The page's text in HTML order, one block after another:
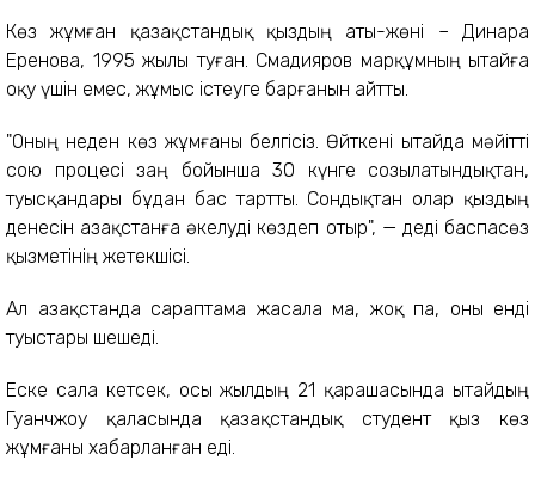
Көз жұмған қазақстандық қыздың аты-жөні – Динара
Еренова, 1995 жылы туған. Смадияров марқұмның Қытайға
оқу үшін емес, жұмыс істеуге барғанын айтты.
"Оның неден көз жұмғаны белгісіз. Өйткені Қытайда мәйітті
сою процесі заң бойынша 30 күнге созылатындықтан,
туысқандары бұдан бас тартты. Сондықтан олар қыздың
денесін Қазақстанға әкелуді көздеп отыр", — деді баспасөз
қызметінің жетекшісі.
Ал Қазақстанда сараптама жасала ма, жоқ па, оны енді
туыстары шешеді.
Еске сала кетсек, осы жылдың 21 қарашасында Қытайдың
Гуанчжоу қаласында қазақстандық студент қыз көз
жұмғаны хабарланған еді.